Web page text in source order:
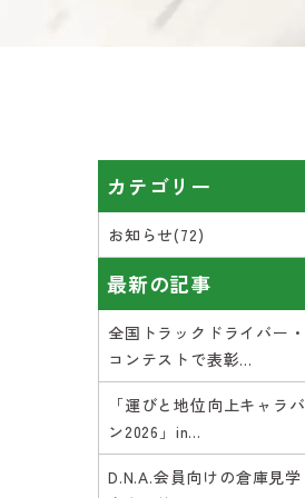
カテゴリー
お知らせ(72)
最新の記事
全国トラックドライバー・
コンテストで表彰...
「運びと地位向上キャラバ
ン2026」in...
D.N.A.会員向けの倉庫見学